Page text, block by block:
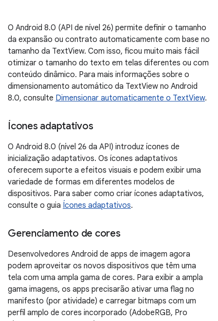
O Android 8.0 (API de nível 26) permite definir o tamanho
da expansão ou contrato automaticamente com base no
tamanho da TextView. Com isso, ficou muito mais fácil
otimizar o tamanho do texto em telas diferentes ou com
conteúdo dinâmico. Para mais informações sobre o
dimensionamento automático da TextView no Android
8.0, consulte Dimensionar automaticamente o TextView.
Ícones adaptativos
O Android 8.0 (nível 26 da API) introduz ícones de
inicialização adaptativos. Os ícones adaptativos
oferecem suporte a efeitos visuais e podem exibir uma
variedade de formas em diferentes modelos de
dispositivos. Para saber como criar ícones adaptativos,
consulte o guia Ícones adaptativos.
Gerenciamento de cores
Desenvolvedores Android de apps de imagem agora
podem aproveitar os novos dispositivos que têm uma
tela com uma ampla gama de cores. Para exibir a ampla
gama imagens, os apps precisarão ativar uma flag no
manifesto (por atividade) e carregar bitmaps com um
perfil amplo de cores incorporado (AdobeRGB, Pro